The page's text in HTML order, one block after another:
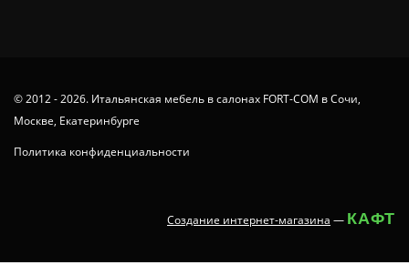
© 2012 - 2026. Итальянская мебель в салонах FORT-COM в Сочи,
Москве, Екатеринбурге
Политика конфиденциальности
Создание интернет-магазина — КАФТ